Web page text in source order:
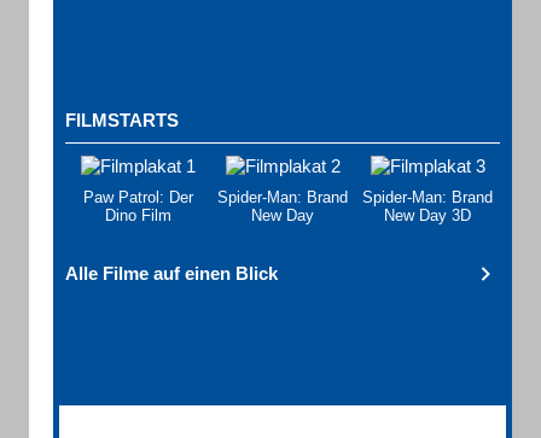
FILMSTARTS
Paw Patrol: Der
Dino Film
Spider-Man: Brand
New Day
Spider-Man: Brand
New Day 3D
Alle Filme auf einen Blick